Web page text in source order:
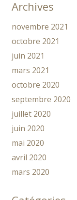
Archives
novembre 2021
octobre 2021
juin 2021
mars 2021
octobre 2020
septembre 2020
juillet 2020
juin 2020
mai 2020
avril 2020
mars 2020